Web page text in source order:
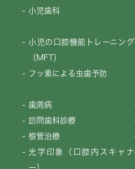
小児歯科
小児の口腔機能トレーニング
（MFT）
フッ素による虫歯予防
歯周病
訪問歯科診療
根管治療
光学印象（口腔内スキャナ